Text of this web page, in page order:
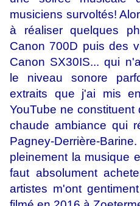
musiciens survoltés!
à réaliser quelques
Canon 700D puis des
Canon SX30IS... qui
le niveau sonore
extraits que j'ai mis
YouTube ne
chaude ambiance qui
Pagney-Derrière-
pleinement la musique
faut absolument
artistes m'ont